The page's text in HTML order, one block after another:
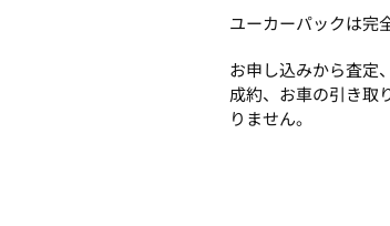
ユーカーパックは完
お申し込みから査定
成約、お車の引き取
りません。